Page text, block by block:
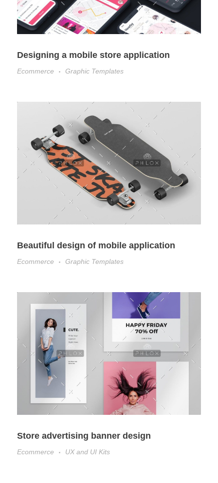
Designing a mobile store application
Ecommerce Graphic Templates
Beautiful design of mobile application
Ecommerce Graphic Templates
Store advertising banner design
Ecommerce UX and UI Kits